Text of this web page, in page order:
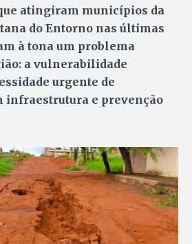
atingiram municípios da
do Entorno nas últimas
à tona um problema
a vulnerabilidade
urgente de
infraestrutura e prevenção